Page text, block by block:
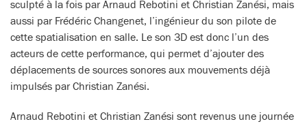
sculpté à la fois par Arnaud Rebotini et Christian Zanési, mais
aussi par Frédéric Changenet, l’ingénieur du son pilote de
cette spatialisation en salle. Le son 3D est donc l’un des
acteurs de cette performance, qui permet d’ajouter des
déplacements de sources sonores aux mouvements déjà
impulsés par Christian Zanési.
Arnaud Rebotini et Christian Zanési sont revenus une journée